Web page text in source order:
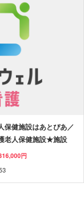
保健施設はあとぴあ／
老人保健施設★施設
円